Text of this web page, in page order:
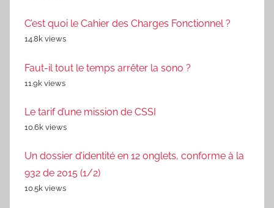
C’est quoi le Cahier des Charges Fonctionnel ?
14.8k views
Faut-il tout le temps arrêter la sono ?
11.9k views
Le tarif d’une mission de CSSI
10.6k views
Un dossier d’identité en 12 onglets, conforme à la
932 de 2015 (1/2)
10.5k views